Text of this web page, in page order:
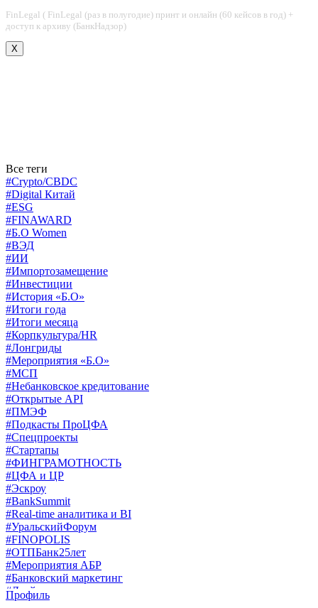
FinLegal ( FinLegal (раз в полугодие) принт и онлайн (60 кейсов в год) +
доступ к архиву (БанкНадзор)
X
Все теги
#Crypto/CBDC
#Digital Китай
#ESG
#FINAWARD
#Б.О Women
#ВЭД
#ИИ
#Импортозамещение
#Инвестиции
#История «Б.О»
#Итоги года
#Итоги месяца
#Корпкультура/HR
#Лонгриды
#Мероприятия «Б.О»
#МСП
#Небанковское кредитование
#Открытые API
#ПМЭФ
#Подкасты ПроЦФА
#Спецпроекты
#Стартапы
#ФИНГРАМОТНОСТЬ
#ЦФА и ЦР
#Эскроу
#BankSummit
#Real-time аналитика и BI
#УральскийФорум
#FINOPOLIS
#ОТПБанк25лет
#Мероприятия АБР
#Банковский маркетинг
#Драйверы страхования
#Финконгресс ЦБ
Профиль